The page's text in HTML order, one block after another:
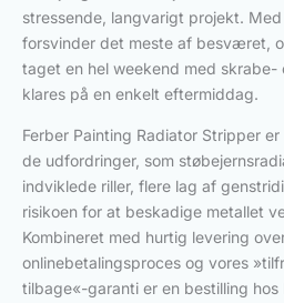
stressende, langvarigt projekt.
forsvinder det meste af besværet,
taget en hel weekend med
klares på en enkelt eftermiddag.
Ferber Painting Radiator Stripper
de udfordringer, som
indviklede riller, flere lag af
risikoen for at beskadige metallet
Kombineret med hurtig levering
onlinebetalingsproces og vores
tilbage«-garanti er en bestilling hos